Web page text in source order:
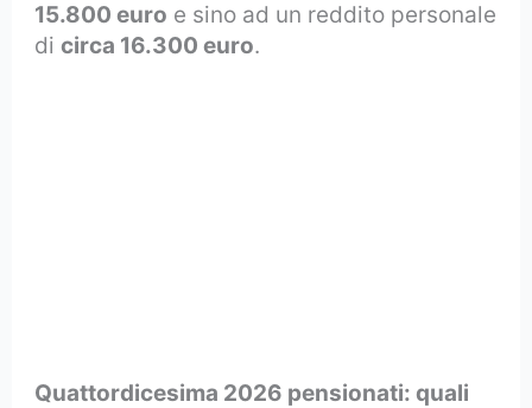
15.800 euro e sino ad un reddito personale
dicirca 16.300 euro.
Quattordicesima 2026 pensionati: quali